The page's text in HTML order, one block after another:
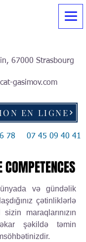
67000 Strasbourg
78 07 45 09 40 41
gasimov.com
EN LIGNE
və gündəlik
çətinliklərlə
maraqlarınızın
şəkildə təmin